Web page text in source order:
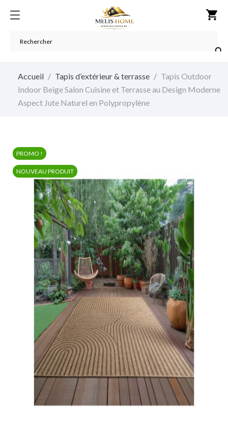
shopping_cart

Accueil Tapis d’extérieur & terrasse
Tapis Outdoor
Indoor Beige Salon Cuisine et Terrasse au Design Moderne
Aspect Jute Naturel en Polypropylène
PROMO !
NOUVEAU PRODUIT